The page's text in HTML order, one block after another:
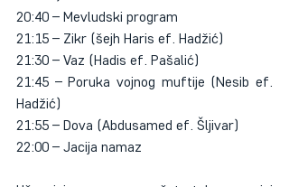
20:40 – Mevludski program
21:15 – Zikr (šejh Haris ef. Hadžić)
21:30 – Vaz (Hadis ef. Pašalić)
21:45 – Poruka vojnog muftije (Nesib ef.
Hadžić)
21:55 – Dova (Abdusamed ef. Šljivar)
22:00 – Jacija namaz